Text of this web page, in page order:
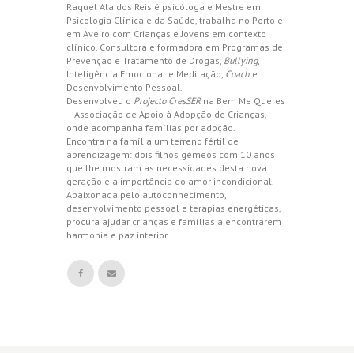
Raquel Ala dos Reis é psicóloga e Mestre em
Psicologia Clínica e da Saúde, trabalha no Porto e
em Aveiro com Crianças e Jovens em contexto
clínico. Consultora e formadora em Programas de
Prevenção e Tratamento de Drogas, Bullying,
Inteligência Emocional e Meditação, Coach e
Desenvolvimento Pessoal.
Desenvolveu o Projecto CresSERna Bem Me Queres
– Associação de Apoio à Adopção de Crianças,
onde acompanha famílias por adoção.
Encontra na família um terreno fértil de
aprendizagem: dois filhos gémeos com 10 anos
que lhe mostram as necessidades desta nova
geração e a importância do amor incondicional.
Apaixonada pelo autoconhecimento,
desenvolvimento pessoal e terapias energéticas,
procura ajudar crianças e famílias a encontrarem
harmonia e paz interior.